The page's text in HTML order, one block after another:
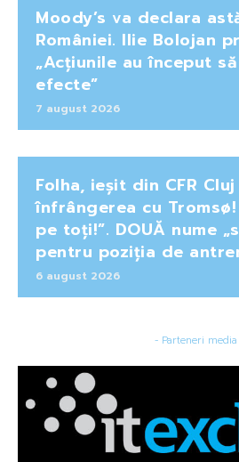
Moody’s va declara
României. Ilie Bolojan
„Acțiunile au început
efecte”
7 august 2026
Folha, ieșit din CFR
înfrângerea cu
pe toți!”. DOUĂ nume
pentru poziția de
6 august 2026
- Parteneri